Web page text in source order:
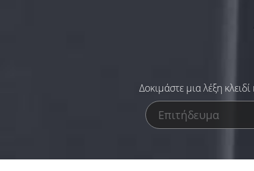
Δοκιμάστε μια λέξη